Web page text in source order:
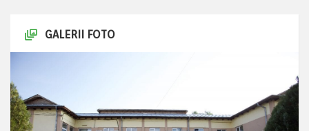
GALERII FOTO